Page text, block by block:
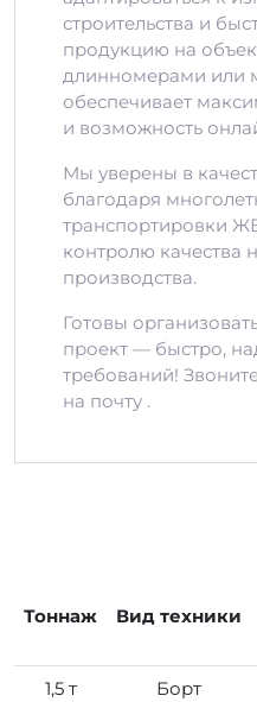
строительства и
продукцию на
длинномерами или
обеспечивает
и возможность
Мы уверены в
благодаря
транспортировки
контролю качества
производства.
Готовы
проект — быстро,
требований!
на почту .
Тоннаж Вид техники
1,5 т Борт